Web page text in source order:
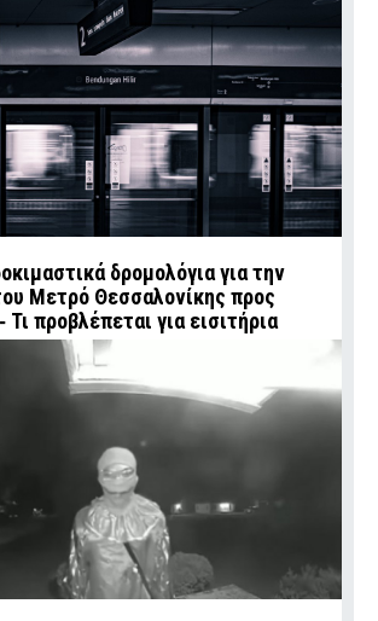
δρομολόγια για την
Μετρό Θεσσαλονίκης προς
Τι προβλέπεται για εισιτήρια